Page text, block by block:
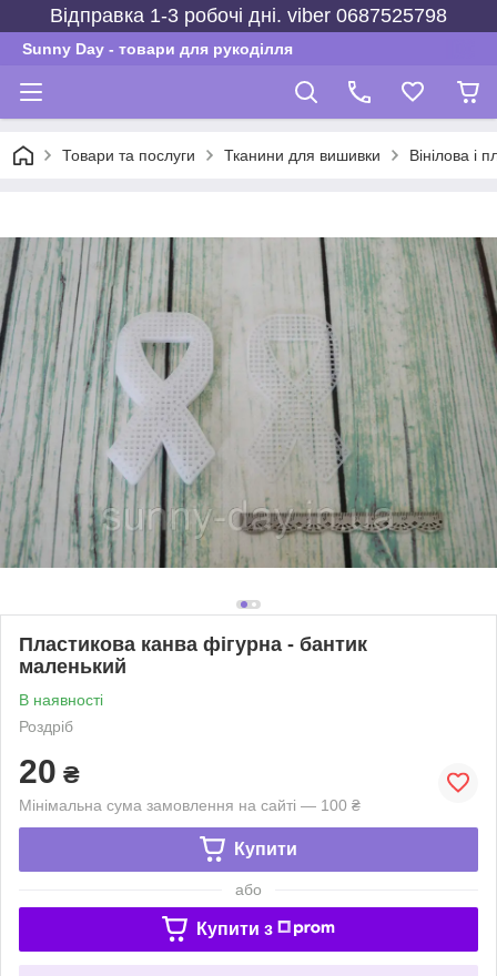
Відправка 1-3 робочі дні. viber 0687525798
Sunny Day - товари для рукоділля
Товари та послуги Тканини для вишивки Вінілова і
Пластикова канва фігурна - бантик
маленький
В наявності
Роздріб
20 ₴
Мінімальна сума замовлення на сайті — 100 ₴
Купити
або
Купити з